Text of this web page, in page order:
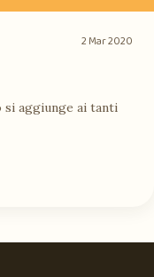
2 Mar 2020
aggiunge ai tanti